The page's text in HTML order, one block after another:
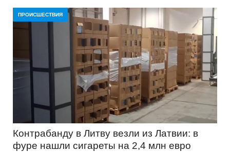
ПРОИСШЕСТВИЯ
Контрабанду в Литву везли из Латвии: в
фуре нашли сигареты на 2,4 млн евро